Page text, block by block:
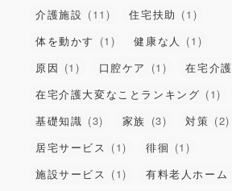
介護施設 (11) 住宅扶助 (1)
体を動かす (1) 健康な人
(1)
原因 (1) 口腔ケア (1) 在宅介護
在宅介護大変なことランキング (1)
基礎知識 (3) 家族 (3) 対策 (2)
居宅サービス (1) 徘徊 (1)
施設サービス (1) 有料老人ホーム